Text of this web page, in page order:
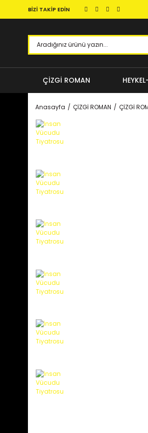
BİZİ TAKİP EDİN
ÇİZGİ ROMAN
Anasayfa ÇİZGİ ROMAN ÇİZGİ